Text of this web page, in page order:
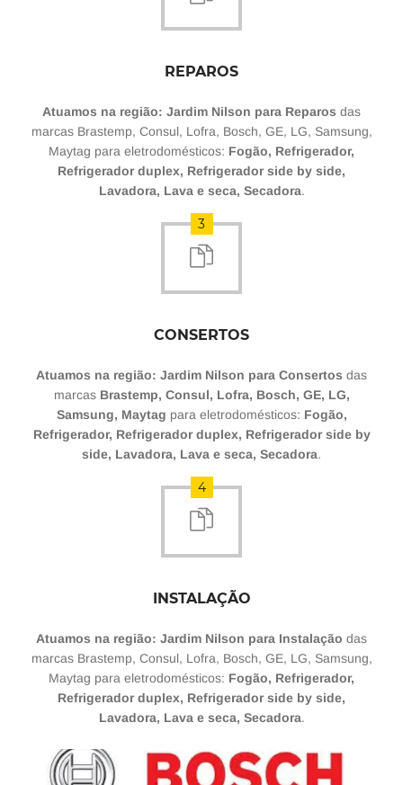
REPAROS
Atuamos na região: Jardim Nilson para Reparos das
marcas Brastemp, Consul, Lofra, Bosch, GE, LG, Samsung,
Maytag para eletrodomésticos: Fogão, Refrigerador,
Refrigerador duplex, Refrigerador side by side,
Lavadora, Lava e seca, Secadora.
3
CONSERTOS
Atuamos na região: Jardim Nilson para Consertos das
marcas Brastemp, Consul, Lofra, Bosch, GE, LG,
Samsung, Maytag para eletrodomésticos: Fogão,
Refrigerador, Refrigerador duplex, Refrigerador side by
side, Lavadora, Lava e seca, Secadora.
4
INSTALAÇÃO
Atuamos na região: Jardim Nilson para Instalação das
marcas Brastemp, Consul, Lofra, Bosch, GE, LG, Samsung,
Maytag para eletrodomésticos: Fogão, Refrigerador,
Refrigerador duplex, Refrigerador side by side,
Lavadora, Lava e seca, Secadora.